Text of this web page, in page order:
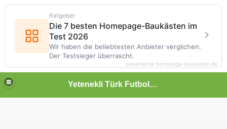
Yetenekli Türk Futbolcular
Ratgeber
Die 7 besten Homepage-Baukästen im
Test 2026
Wir haben die beliebtesten Anbieter verglichen.
Der Testsieger überrascht.
powered by homepage-baukasten.de